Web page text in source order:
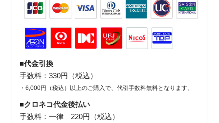
■代金引換
手数料：330円（税込）
・6,000円（税込）以上のご購入で、代引手数料無料となります。
■クロネコ代金後払い
手数料：一律 220円（税込）